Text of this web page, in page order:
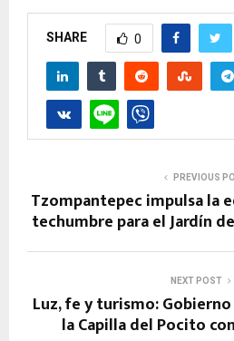
SHARE 0
PREVIOUS
Tzompantepec impulsa la
techumbre para el Jardín
NEXT POST
Luz, fe y turismo:
la Capilla del Pocito